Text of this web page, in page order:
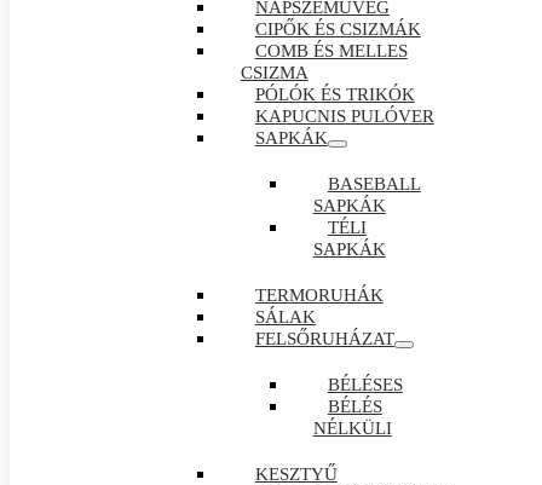
NAPSZEMÜVEG
CIPŐK ÉS CSIZMÁK
COMB ÉS MELLES
CSIZMA
PÓLÓK ÉS TRIKÓK
KAPUCNIS PULÓVER
SAPKÁK
BASEBALL
SAPKÁK
TÉLI
SAPKÁK
TERMORUHÁK
SÁLAK
FELSŐRUHÁZAT
BÉLÉSES
BÉLÉS
NÉLKÜLI
KESZTYŰ